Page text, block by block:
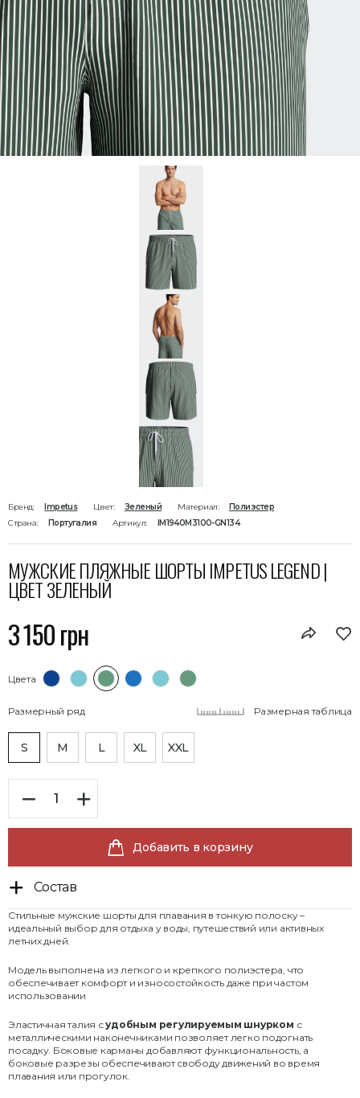
Бренд: Impetus Цвет: Зеленый Материал:
Полиэстер
Страна:
Португалия Артикул: IM1940M3100-GN134
МУЖСКИЕ ПЛЯЖНЫЕ ШОРТЫ IMPETUS LEGEND |
ЦВЕТ ЗЕЛЕНЫЙ
3 150 грн
Цвета
Размерный ряд Размерная таблица
S M L XL XXL
Добавить в корзину
Состав
Стильные мужские шорты для плавания в тонкую полоску –
идеальный выбор для отдыха у воды, путешествий или активных
летних дней.
Модель выполнена из легкого и крепкого полиэстера, что
обеспечивает комфорт и износостойкость даже при частом
использовании
Эластичная талия судобным регулируемым шнурком с
металлическими наконечниками позволяет легко подогнать
посадку. Боковые карманы добавляют функциональность, а
боковые разрезы обеспечивают свободу движений во время
плавания или прогулок.